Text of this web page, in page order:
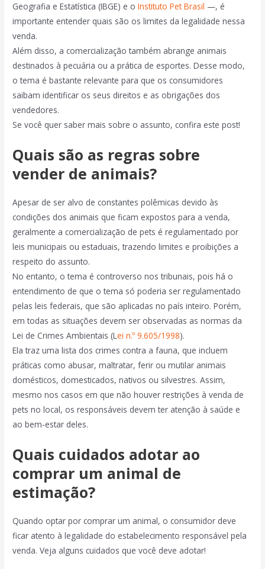
Geografia e Estatística (IBGE) e oInstituto Pet Brasil —, é
importante entender quais são os limites da legalidade nessa
venda.
Além disso, a comercialização também abrange animais
destinados à pecuária ou a prática de esportes. Desse modo,
o tema é bastante relevante para que os consumidores
saibam identificar os seus direitos e as obrigações dos
vendedores.
Se você quer saber mais sobre o assunto, confira este post!
Quais são as regras sobre
vender de animais?
Apesar de ser alvo de constantes polêmicas devido às
condições dos animais que ficam expostos para a venda,
geralmente a comercialização de pets é regulamentado por
leis municipais ou estaduais, trazendo limites e proibições a
respeito do assunto.
No entanto, o tema é controverso nos tribunais, pois há o
entendimento de que o tema só poderia ser regulamentado
pelas leis federais, que são aplicadas no país inteiro. Porém,
em todas as situações devem ser observadas as normas da
Lei de Crimes Ambientais (Lei n.º 9.605/1998).
Ela traz uma lista dos crimes contra a fauna, que incluem
práticas como abusar, maltratar, ferir ou mutilar animais
domésticos, domesticados, nativos ou silvestres. Assim,
mesmo nos casos em que não houver restrições à venda de
pets no local, os responsáveis devem ter atenção à saúde e
ao bem-estar deles.
Quais cuidados adotar ao
comprar um animal de
estimação?
Quando optar por comprar um animal, o consumidor deve
ficar atento à legalidade do estabelecimento responsável pela
venda. Veja alguns cuidados que você deve adotar!